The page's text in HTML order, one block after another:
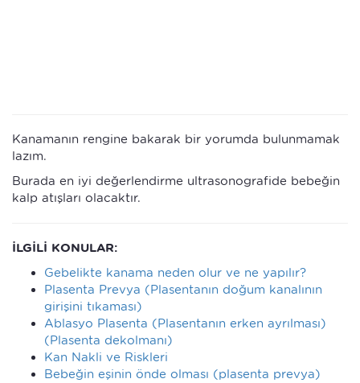
Kanamanın rengine bakarak bir yorumda bulunmamak
lazım.
Burada en iyi değerlendirme ultrasonografide bebeğin
kalp atışları olacaktır.
İLGİLİ KONULAR:
Gebelikte kanama neden olur ve ne yapılır?
Plasenta Prevya (Plasentanın doğum kanalının
girişini tıkaması)
Ablasyo Plasenta (Plasentanın erken ayrılması)
(Plasenta dekolmanı)
Kan Nakli ve Riskleri
Bebeğin eşinin önde olması (plasenta prevya)